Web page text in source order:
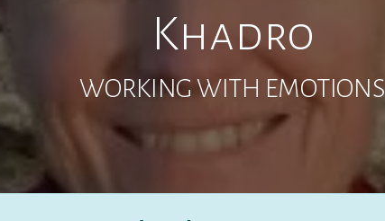
Khadro
WORKING WITH EMOTIONS